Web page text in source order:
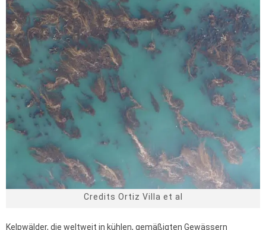
Credits Ortiz Villa et al
Kelpwälder, die weltweit in kühlen, gemäßigten Gewässern